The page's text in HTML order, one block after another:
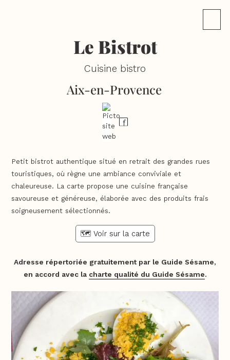
Le Bistrot
Cuisine bistro
Aix-en-Provence
Petit bistrot authentique situé en retrait des grandes rues
touristiques, où règne une ambiance conviviale et
chaleureuse. La carte propose une cuisine française
savoureuse et généreuse, élaborée avec des produits frais
soigneusement sélectionnés.
🗺️ Voir sur la carte
Adresse répertoriée gratuitement par le Guide Sésame,
en accord avec la charte qualité du Guide Sésame.